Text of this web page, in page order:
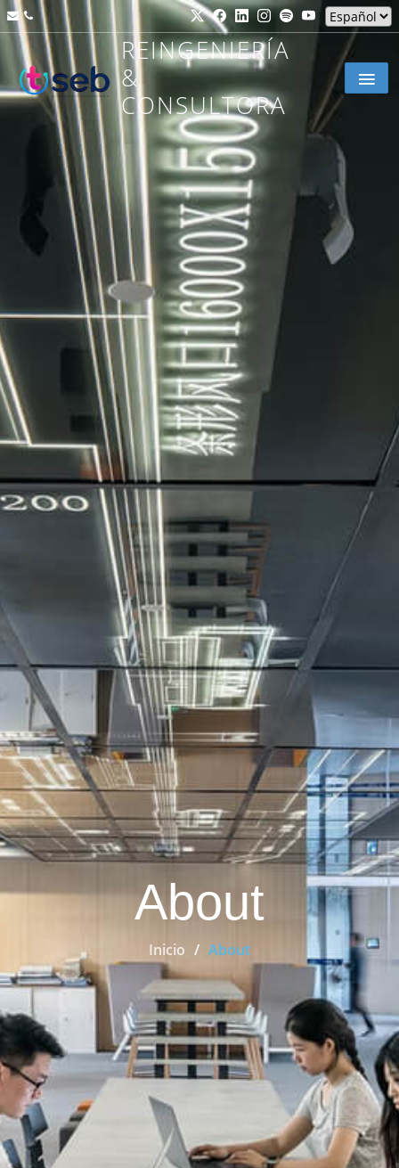
REINGENIERÍA
&
CONSULTORA
About
Inicio About